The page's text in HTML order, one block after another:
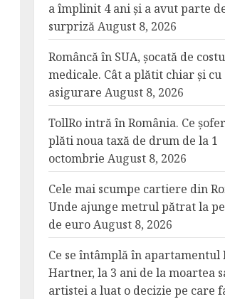
a împlinit 4 ani și a avut parte
surprizăAugust 8, 2026
Româncă în SUA, șocată de
medicale. Cât a plătit chiar și cu
asigurare August 8, 2026
TollRo intră în România. Ce
plăti noua taxă de drum de la 1
octombrie August 8, 2026
Cele mai scumpe cartiere din
Unde ajunge metrul pătrat la
de euroAugust 8, 2026
Ce se întâmplă în apartamentul
Hartner, la 3 ani de la moartea
artistei a luat o decizie pe care